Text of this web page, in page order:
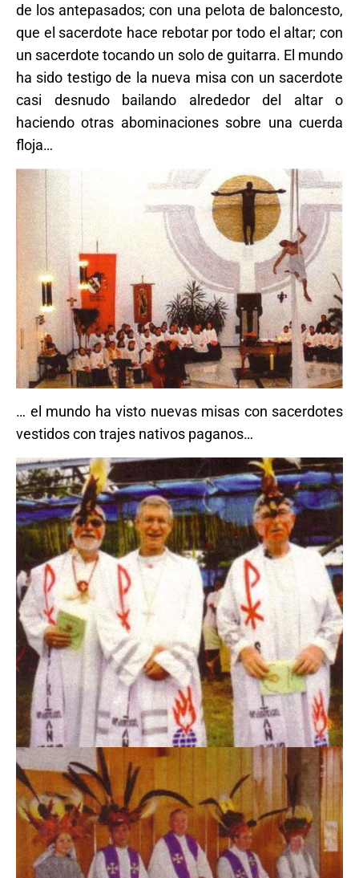
de los antepasados; con una pelota de baloncesto,
que el sacerdote hace rebotar por todo el altar; con
un sacerdote tocando un solo de guitarra. El mundo
ha sido testigo de la nueva misa con un sacerdote
casi desnudo bailando alrededor del altar o
haciendo otras abominaciones sobre una cuerda
floja…
… el mundo ha visto nuevas misas con sacerdotes
vestidos con trajes nativos paganos…